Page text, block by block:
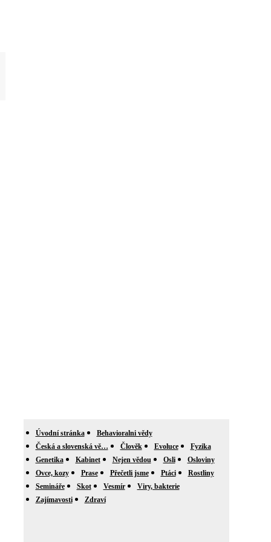
Úvodní stránka
Behavioralni vědy
Česká a slovenská vě…
Člověk Evoluce
Fyzika
Genetika
Kabinet Nejen vědou Osli
Osloviny
Ovce, kozy
Prase Přečetli jsme Ptáci
Rostliny
Semináře
Skot Vesmír
Viry, bakterie
Zajímavosti
Zdraví